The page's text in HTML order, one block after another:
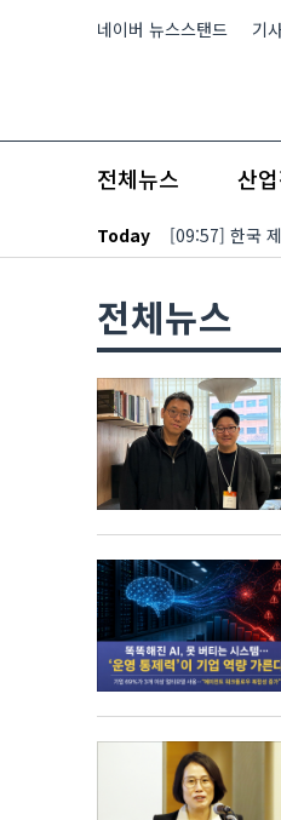
네이버 뉴스스탠드 기
전체뉴스 산
Today [09:57] 한국
전체뉴스